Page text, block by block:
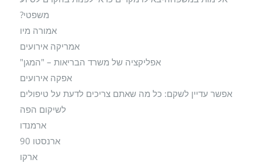
משפטי?
אמורה מיו
אמריקה אירועים
אפליקציה של משרד הבריאות – "המגן"
אפקה אירועים
אפשר עדיין לשקם: כל מה שאתם צריכים לדעת על טיפולים
לשיקום הפה
ארמנדו
ארנסטו 90
ארקו